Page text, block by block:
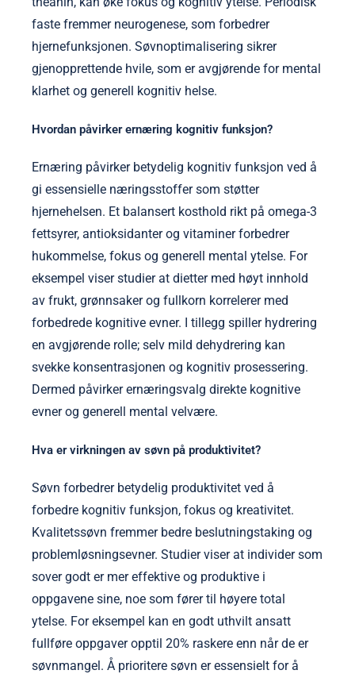
faste fremmer neurogenese, som forbedrer
hjernefunksjonen. Søvnoptimalisering sikrer
gjenopprettende hvile, som er avgjørende for mental
klarhet og generell kognitiv helse.
Hvordan påvirker ernæring kognitiv funksjon?
Ernæring påvirker betydelig kognitiv funksjon ved å
gi essensielle næringsstoffer som støtter
hjernehelsen. Et balansert kosthold rikt på omega-3
fettsyrer, antioksidanter og vitaminer forbedrer
hukommelse, fokus og generell mental ytelse. For
eksempel viser studier at dietter med høyt innhold
av frukt, grønnsaker og fullkorn korrelerer med
forbedrede kognitive evner. I tillegg spiller hydrering
en avgjørende rolle; selv mild dehydrering kan
svekke konsentrasjonen og kognitiv prosessering.
Dermed påvirker ernæringsvalg direkte kognitive
evner og generell mental velvære.
Hva er virkningen av søvn på produktivitet?
Søvn forbedrer betydelig produktivitet ved å
forbedre kognitiv funksjon, fokus og kreativitet.
Kvalitetssøvn fremmer bedre beslutningstaking og
problemløsningsevner. Studier viser at individer som
sover godt er mer effektive og produktive i
oppgavene sine, noe som fører til høyere total
ytelse. For eksempel kan en godt uthvilt ansatt
fullføre oppgaver opptil 20% raskere enn når de er
søvnmangel. Å prioritere søvn er essensielt for å